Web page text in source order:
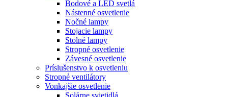
Bodové a LED svetlá
Nástenné osvetlenie
Nočné lampy
Stojacie lampy
Stolné lampy
Stropné osvetlenie
Závesné osvetlenie
Príslušenstvo k osvetleniu
Stropné ventilátory
Vonkajšie osvetlenie
Solárne svietidlá